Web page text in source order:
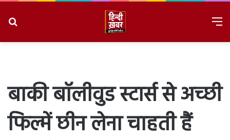
बाकी बॉलीवुड स्टार्स से अच्छी
फिल्में छीन लेना चाहती हैं